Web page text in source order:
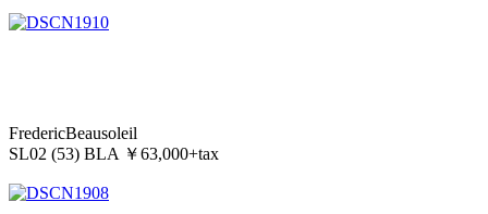
FredericBeausoleil
SL02 (53) BLA ￥63,000+tax